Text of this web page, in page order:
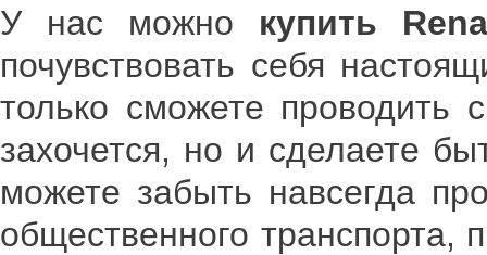
У нас можно купить
почувствовать себя
только сможете проводить
захочется, но и сделаете
можете забыть навсегда
общественного транспорта,